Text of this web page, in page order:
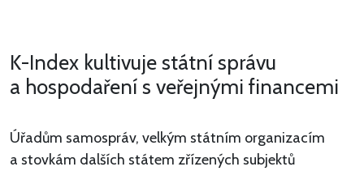
K-Index kultivuje státní správu
a hospodaření s veřejnými financemi
Úřadům samospráv, velkým státním organizacím
a stovkám dalších státem zřízených subjektů